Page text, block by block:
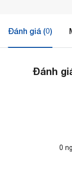
Đánh giá (0)
Đánh
0